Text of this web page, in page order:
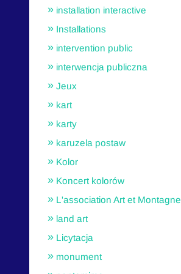
installation interactive
Installations
intervention public
interwencja publiczna
Jeux
kart
karty
karuzela postaw
Kolor
Koncert kolorów
L'association Art et Montagne
land art
Licytacja
monument